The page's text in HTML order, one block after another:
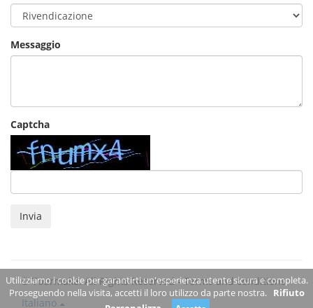
Messaggio
Captcha
Invia
© Tourmake. All Rights Reserved -Terms and conditions
Italiano
Utilizziamo i cookie per garantirti un'esperienza utente sicura e completa.
Proseguendo nella visita, accetti il loro utilizzo da parte nostra. Rifiuto